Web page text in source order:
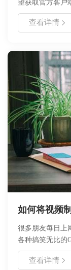
望获取官方客户
账号注册到官方
求、版本选择
查看详情
如何将视频
很多朋友每日上
各种搞笑无比的
GIF图片给朋友
动画图片，让
查看详情